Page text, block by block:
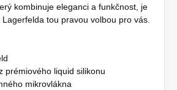
kombinuje eleganci a funkčnost, je
tou pravou volbou pro vás.
prémiového liquid silikonu
mikrovlákna